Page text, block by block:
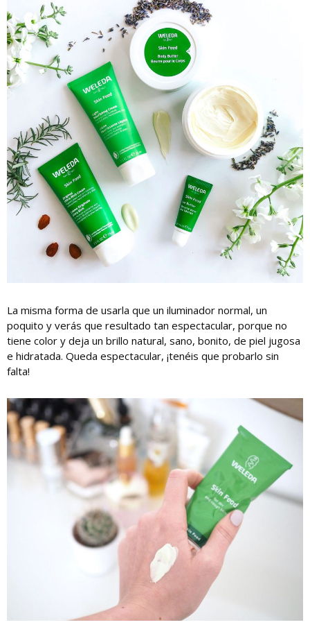
La misma forma de usarla que un iluminador normal, un
poquito y verás que resultado tan espectacular, porque no
tiene color y deja un brillo natural, sano, bonito, de piel jugosa
e hidratada. Queda espectacular, ¡tenéis que probarlo sin
falta!